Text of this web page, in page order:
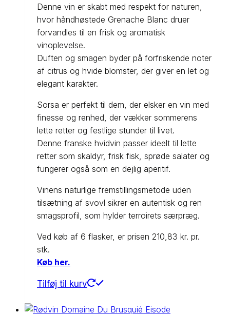
Denne vin er skabt med respekt for naturen,
hvor håndhøstede Grenache Blanc druer
forvandles til en frisk og aromatisk
vinoplevelse.
Duften og smagen byder på forfriskende noter
af citrus og hvide blomster, der giver en let og
elegant karakter.
Sorsa er perfekt til dem, der elsker en vin med
finesse og renhed, der vækker sommerens
lette retter og festlige stunder til livet.
Denne franske hvidvin passer ideelt til lette
retter som skaldyr, frisk fisk, sprøde salater og
fungerer også som en dejlig aperitif.
Vinens naturlige fremstillingsmetode uden
tilsætning af svovl sikrer en autentisk og ren
smagsprofil, som hylder terroirets særpræg.
Ved køb af 6 flasker, er prisen 210,83 kr. pr.
stk.
Køb her.
Tilføj til kurv